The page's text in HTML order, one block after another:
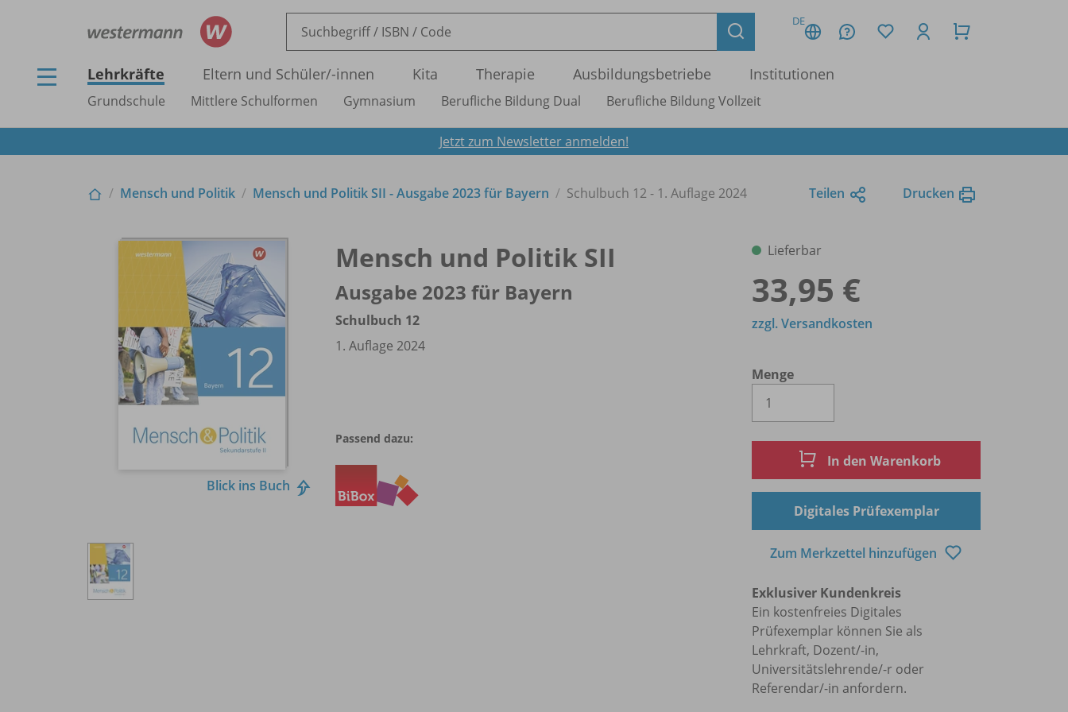
DE
Lehrkräfte Eltern und Schüler/-innen Kita Therapie Ausbildungsbetriebe Institutionen
Grundschule Mittlere Schulformen Gymnasium Berufliche Bildung Dual Berufliche Bildung Vollzeit
Jetzt zum Newsletter anmelden!
Mensch und Politik Mensch und Politik SII - Ausgabe 2023 für Bayern Schulbuch 12 - 1. Auflage 2024 Teilen Drucken
Blick ins Buch
Mensch und Politik SII
Ausgabe 2023 für Bayern
Schulbuch 12
1. Auflage 2024
Passend dazu:
Lieferbar
33,95 €
Menge
zzgl. Versandkosten
In den Warenkorb
Digitales Prüfexemplar
Zum Merkzettel hinzufügen
Exklusiver Kundenkreis
Ein kostenfreies Digitales
Prüfexemplar können Sie als
Lehrkraft, Dozent/-in,
Universitätslehrende/-r oder
Referendar/-in anfordern.